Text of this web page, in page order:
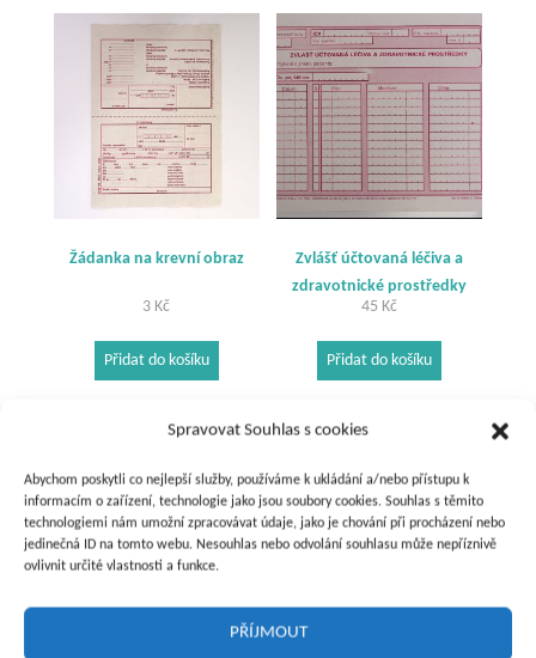
Spravovat Souhlas s cookies
Abychom poskytli co nejlepší služby, používáme k ukládání a/nebo přístupu k
informacím o zařízení, technologie jako jsou soubory cookies. Souhlas s těmito
technologiemi nám umožní zpracovávat údaje, jako je chování při procházení nebo
jedinečná ID na tomto webu. Nesouhlas nebo odvolání souhlasu může nepříznivě
ovlivnit určité vlastnosti a funkce.
PŘÍJMOUT
Žádanka na krevní obraz
3 Kč
Přidat do košíku
Zvlášť účtovaná léčiva a
zdravotnické prostředky
45 Kč
Přidat do košíku